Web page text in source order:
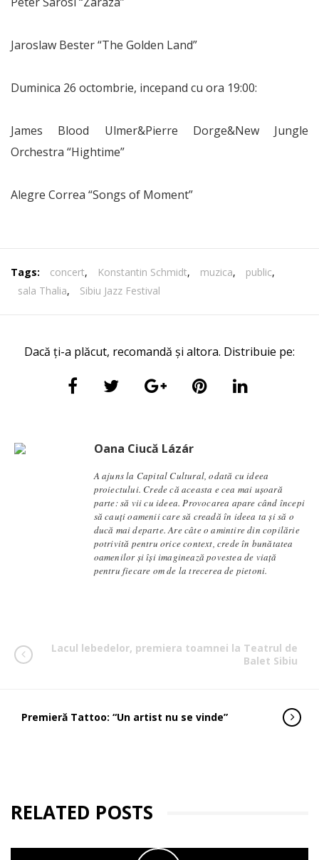
Jaroslaw Bester “The Golden Land”
Duminica 26 octombrie, incepand cu ora 19:00:
James Blood Ulmer&Pierre Dorge&New Jungle
Orchestra “Hightime”
Alegre Correa “Songs of Moment”
Tags: concert, Konstantin Schmidt, muzica, public,
sala Thalia, Sibiu Jazz Festival
Dacă ți-a plăcut, recomandă și altora. Distribuie pe:
Oana Ciucă Lázár
A ajuns la Capital Cultural, odată cu ideea
proiectului. Crede că aceasta e cea mai ușoară
parte: să vii cu ideea. Provocarea apare când începi
să cauți oamenii care să creadă în ideea ta și să o
ducă mai departe. Are câte o amintire din copilărie
potrivită pentru orice context, crede în bunătatea
oamenilor și își imaginează povestea de viață
pentru fiecare om de la trecerea de pietoni.
Lacul lebedelor, premiera toamnei la Teatrul de
Balet Sibiu
Premieră Tattoo: “Un artist nu se vinde”
RELATED POSTS